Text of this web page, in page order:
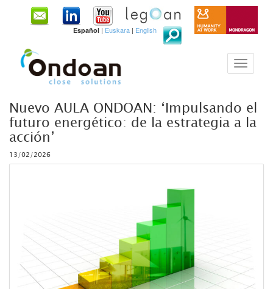
Español | Euskara | English
Nuevo AULA ONDOAN: ‘Impulsando el
futuro energético: de la estrategia a la
acción’
13/02/2026